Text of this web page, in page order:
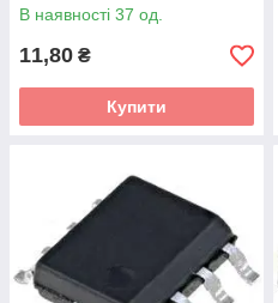
В наявності 37 од.
11,80 ₴
Купити